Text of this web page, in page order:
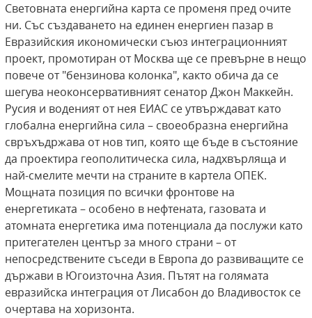
Световната енергийна карта се променя пред очите
ни. Със създаването на единен енергиен пазар в
Евразийския икономически съюз интеграционният
проект, промотиран от Москва ще се превърне в нещо
повече от "бензинова колонка", както обича да се
шегува неоконсервативният сенатор Джон Маккейн.
Русия и воденият от нея ЕИАС се утвърждават като
глобална енергийна сила – своеобразна енергийна
свръхъдржава от нов тип, която ще бъде в състояние
да проектира геополитическа сила, надхвърляща и
най-смелите мечти на страните в картела ОПЕК.
Мощната позиция по всички фронтове на
енергетиката – особено в нефтената, газовата и
атомната енергетика има потенциала да послужи като
притегателен център за много страни – от
непосредствените съседи в Европа до развиващите се
държави в Югоизточна Азия. Пътят на голямата
евразийска интеграция от Лисабон до Владивосток се
очертава на хоризонта.